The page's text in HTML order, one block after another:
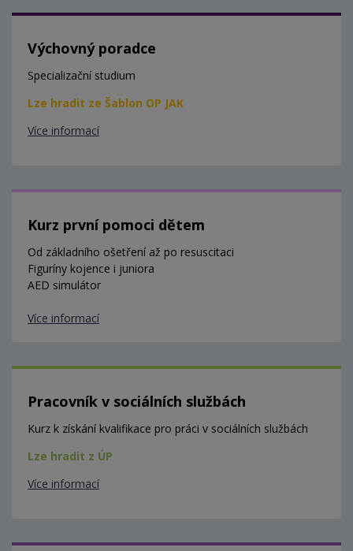
Výchovný poradce
Specializační studium
Lze hradit ze Šablon OP JAK
Více informací
Kurz první pomoci dětem
Od základního ošetření až po resuscitaci
Figuríny kojence i juniora
AED simulátor
Více informací
Pracovník v sociálních službách
Kurz k získání kvalifikace pro práci v sociálních službách
Lze hradit z ÚP
Více informací